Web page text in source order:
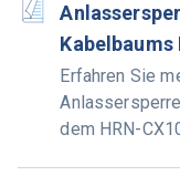
Kabelbaums
Erfahren Sie
dem HRN-